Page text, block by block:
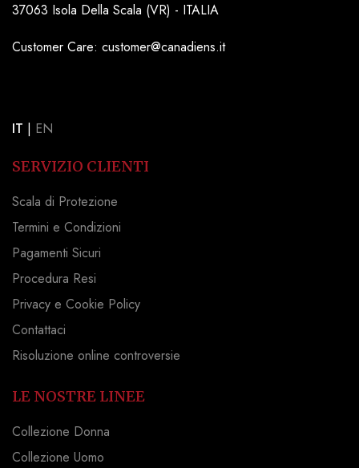
37063 Isola Della Scala (VR) - ITALIA
Customer Care: customer@canadiens.it
IT | EN
SERVIZIO CLIENTI
Scala di Protezione
Termini e Condizioni
Pagamenti Sicuri
Procedura Resi
Privacy e Cookie Policy
Contattaci
Risoluzione online controversie
LE NOSTRE LINEE
Collezione Donna
Collezione Uomo